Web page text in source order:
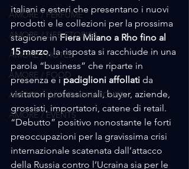
AMORE / PERFUME
AMORE / LIFE STORIES
AMORE / HOTEL
AMORE / FOOD
AMORE / LUXURY WHATCHES
AMORE / EVENTS
italiani e esteri che presentano i nuovi
prodotti e le collezioni per la prossima
stagione in Fiera Milano a Rho fino al
15 marzo, la risposta si racchiude in una
parola “business” che riparte in
presenza e i padiglioni affollati da
visitatori professionali, buyer, aziende,
grossisti, importatori, catene di retail.
“Debutto” positivo nonostante le forti
preoccupazioni per la gravissima crisi
internazionale scatenata dall’attacco
della Russia contro l’Ucraina sia per le